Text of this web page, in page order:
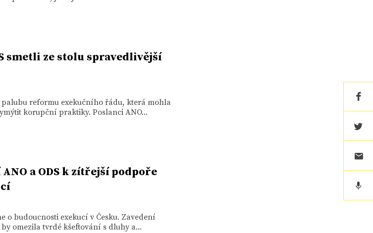
smetli ze stolu spravedlivější
palubu reformu exekučního řádu, která mohla
korupční praktiky. Poslanci ANO...
a ODS k zítřejší podpoře
o budoucnosti exekucí v Česku. Zavedení
omezila tvrdé kšeftování s dluhy a...